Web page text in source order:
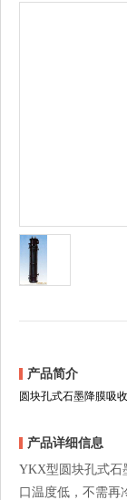
产品简介
圆块孔式石墨降膜吸
产品详细信息
YKX型圆块孔式石
口温度低，不需再